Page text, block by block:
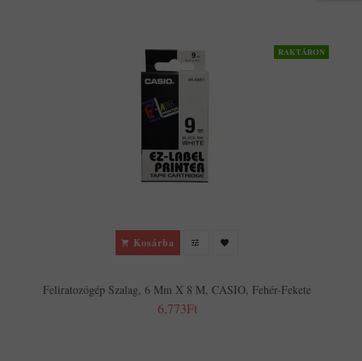
RAKTÁRON
Kosárba
Feliratozógép Szalag, 6 Mm X 8 M, CASIO, Fehér-Fekete
6,773Ft